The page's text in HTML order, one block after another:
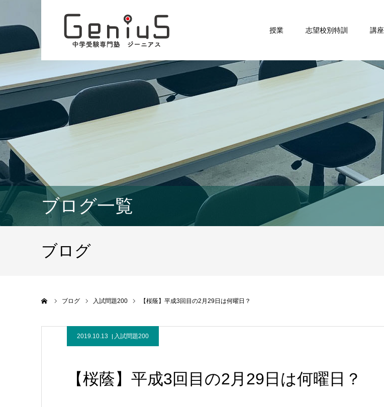
授業 志望校別特訓 講座
ブログ一覧
ブログ
ブログ 入試問題200 【桜蔭】平成3回目の2月29日は何曜日？
2019.10.13 入試問題200
【桜蔭】平成3回目の2月29日は何曜日？